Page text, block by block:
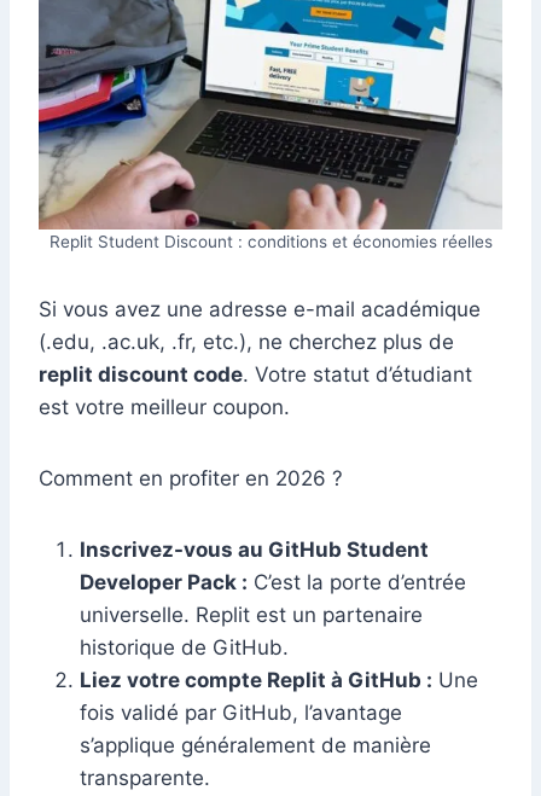
Replit Student Discount : conditions et économies réelles
Si vous avez une adresse e-mail académique
(.edu, .ac.uk, .fr, etc.), ne cherchez plus de
replit discount code. Votre statut d’étudiant
est votre meilleur coupon.
Comment en profiter en 2026 ?
Inscrivez-vous au GitHub Student
Developer Pack : C’est la porte d’entrée
universelle. Replit est un partenaire
historique de GitHub.
Liez votre compte Replit à GitHub : Une
fois validé par GitHub, l’avantage
s’applique généralement de manière
transparente.